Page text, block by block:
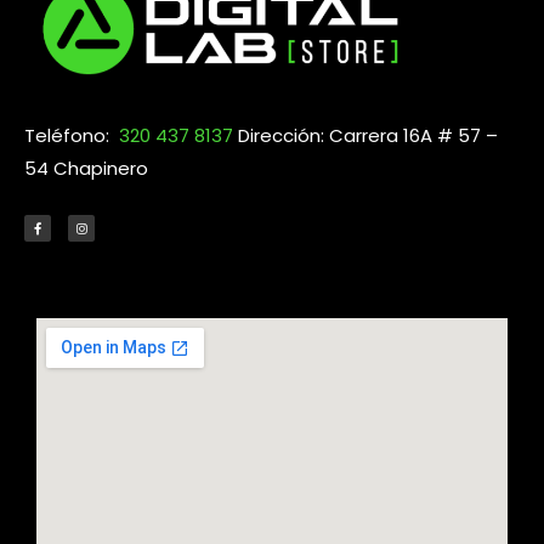
Teléfono: 320 437 8137 Dirección: Carrera 16A # 57 –
54 Chapinero
c
e
b
s
t
a